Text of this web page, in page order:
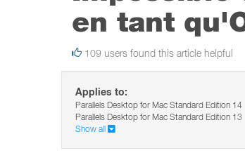
en tant
109 users found this article helpful
Applies to:
Parallels Desktop for Mac Standard Edition 14
Parallels Desktop for Mac Standard Edition 13
Show all